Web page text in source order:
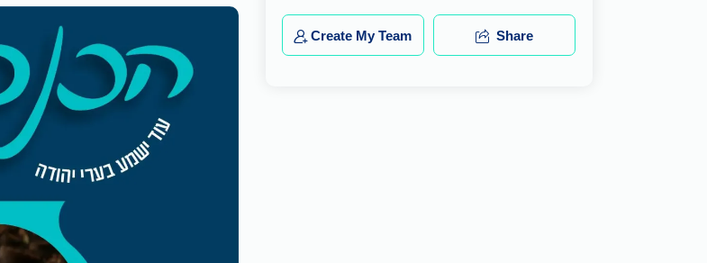
Create My Team Share